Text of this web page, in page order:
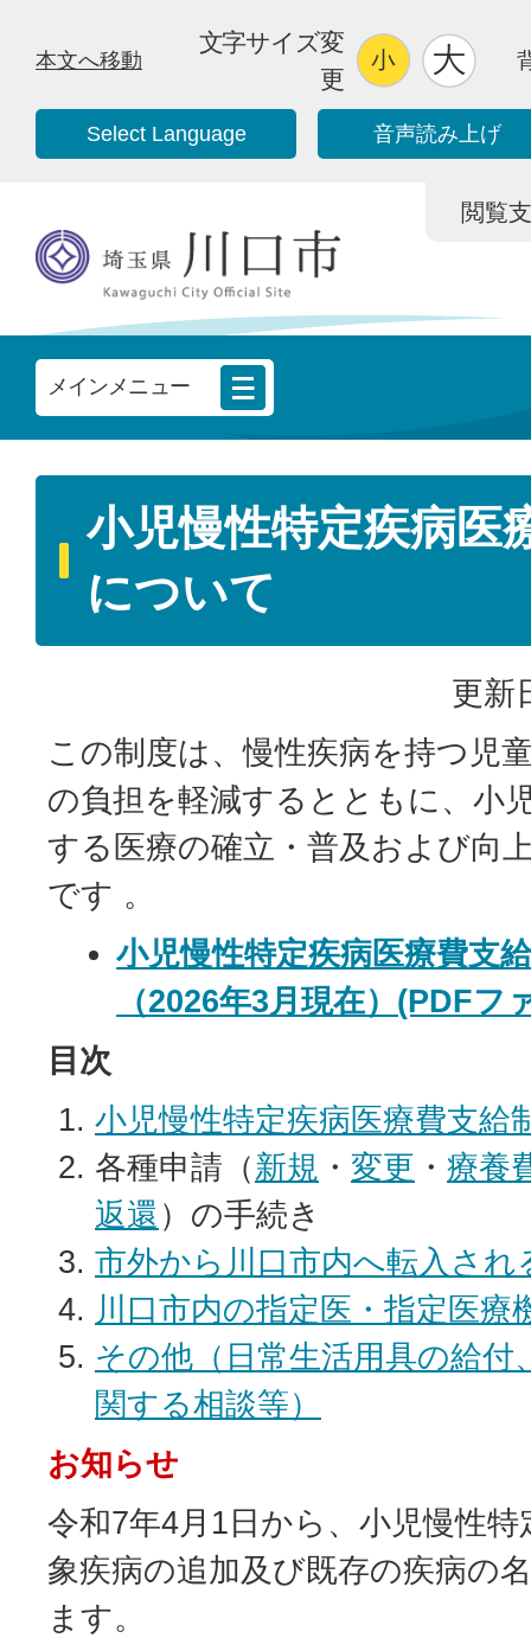
本文へ移動
文字サイズ変
更
Select Language 音声読み上げ
閲覧
メインメニュー
小児慢性特定疾病医
について
更新
この制度は、慢性疾病を持つ児
の負担を軽減するとともに、小
する医療の確立・普及および向
です 。
小児慢性特定疾病医療費支
（2026年3月現在）(PDFフ
目次
小児慢性特定疾病医療費支給
各種申請（新規 ・ 変更 ・ 療養
返還 ）の手続き
市外から川口市内へ転入され
川口市内の指定医・指定医療
その他（日常生活用具の給付
関する相談等）
お知らせ
令和7年4月1日から、小児慢性
象疾病の追加及び既存の疾病の
ます。